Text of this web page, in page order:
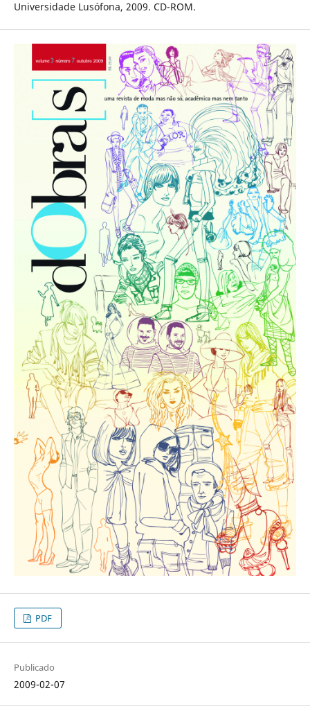
Universidade Lusófona, 2009. CD-ROM.
PDF
Publicado
2009-02-07